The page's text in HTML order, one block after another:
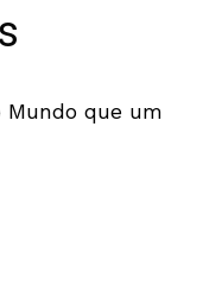
que um